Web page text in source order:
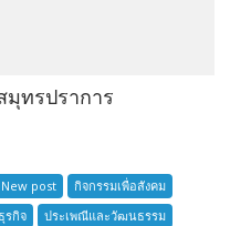
มุทรปราการ
าน
New post
กิจกรรมเพื่อสังคม
ธุรกิจ
ประเพณีและวัฒนธรรม